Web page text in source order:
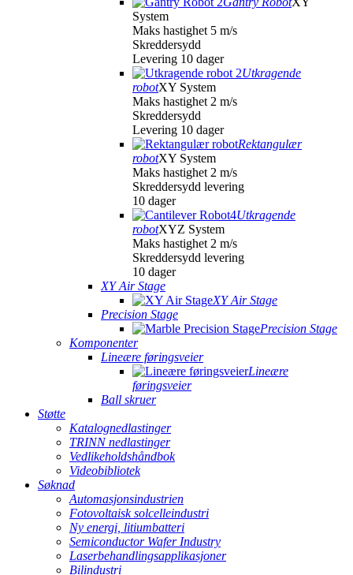
System
Maks hastighet 5 m/s
Skreddersydd
Levering 10 dager
Utkragende
robotXY System
Maks hastighet 2 m/s
Skreddersydd
Levering 10 dager
Rektangulær
robotXY System
Maks hastighet 2 m/s
Skreddersydd levering
10 dager
Utkragende
robotXYZ System
Maks hastighet 2 m/s
Skreddersydd levering
10 dager
XY Air Stage
XY Air Stage
Precision Stage
Precision Stage
Komponenter
Lineære føringsveier
Lineære
føringsveier
Ball skruer
Støtte
Katalognedlastinger
TRINN nedlastinger
Vedlikeholdshåndbok
Videobibliotek
Søknad
Automasjonsindustrien
Fotovoltaisk solcelleindustri
Ny energi, litiumbatteri
Semiconductor Wafer Industry
Laserbehandlingsapplikasjoner
Bilindustri